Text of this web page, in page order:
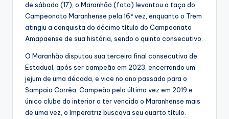
de sábado (17), o Maranhão (foto) levantou a taça do
Campeonato Maranhense pela 16ª vez, enquanto o Trem
atingiu a conquista do décimo título do Campeonato
Amapaense de sua história, sendo o quinto consecutivo.
O Maranhão disputou sua terceira final consecutiva de
Estadual, após ser campeão em 2023, encerrando um
jejum de uma década, e vice no ano passado para o
Sampaio Corrêa. Campeão pela última vez em 2019 e
único clube do interior a ter vencido o Maranhense mais
de uma vez, o Imperatriz buscava seu quarto título.